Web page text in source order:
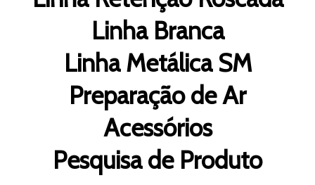
Linha Branca
Linha Metálica SM
Preparação de Ar
Acessórios
Pesquisa de Produto